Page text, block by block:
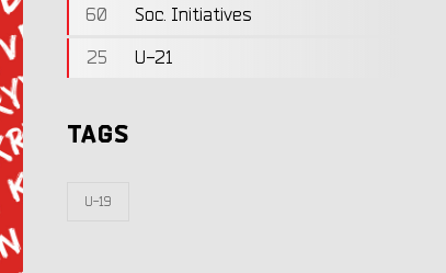
60
Soc. Initiatives
25
U-21
TAGS
U-19